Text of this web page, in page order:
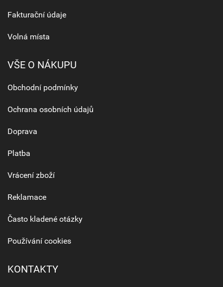
Fakturační údaje
Volná místa
VŠE O NÁKUPU
Obchodní podmínky
Ochrana osobních údajů
Doprava
Platba
Vrácení zboží
Reklamace
Často kladené otázky
Používání cookies
KONTAKTY